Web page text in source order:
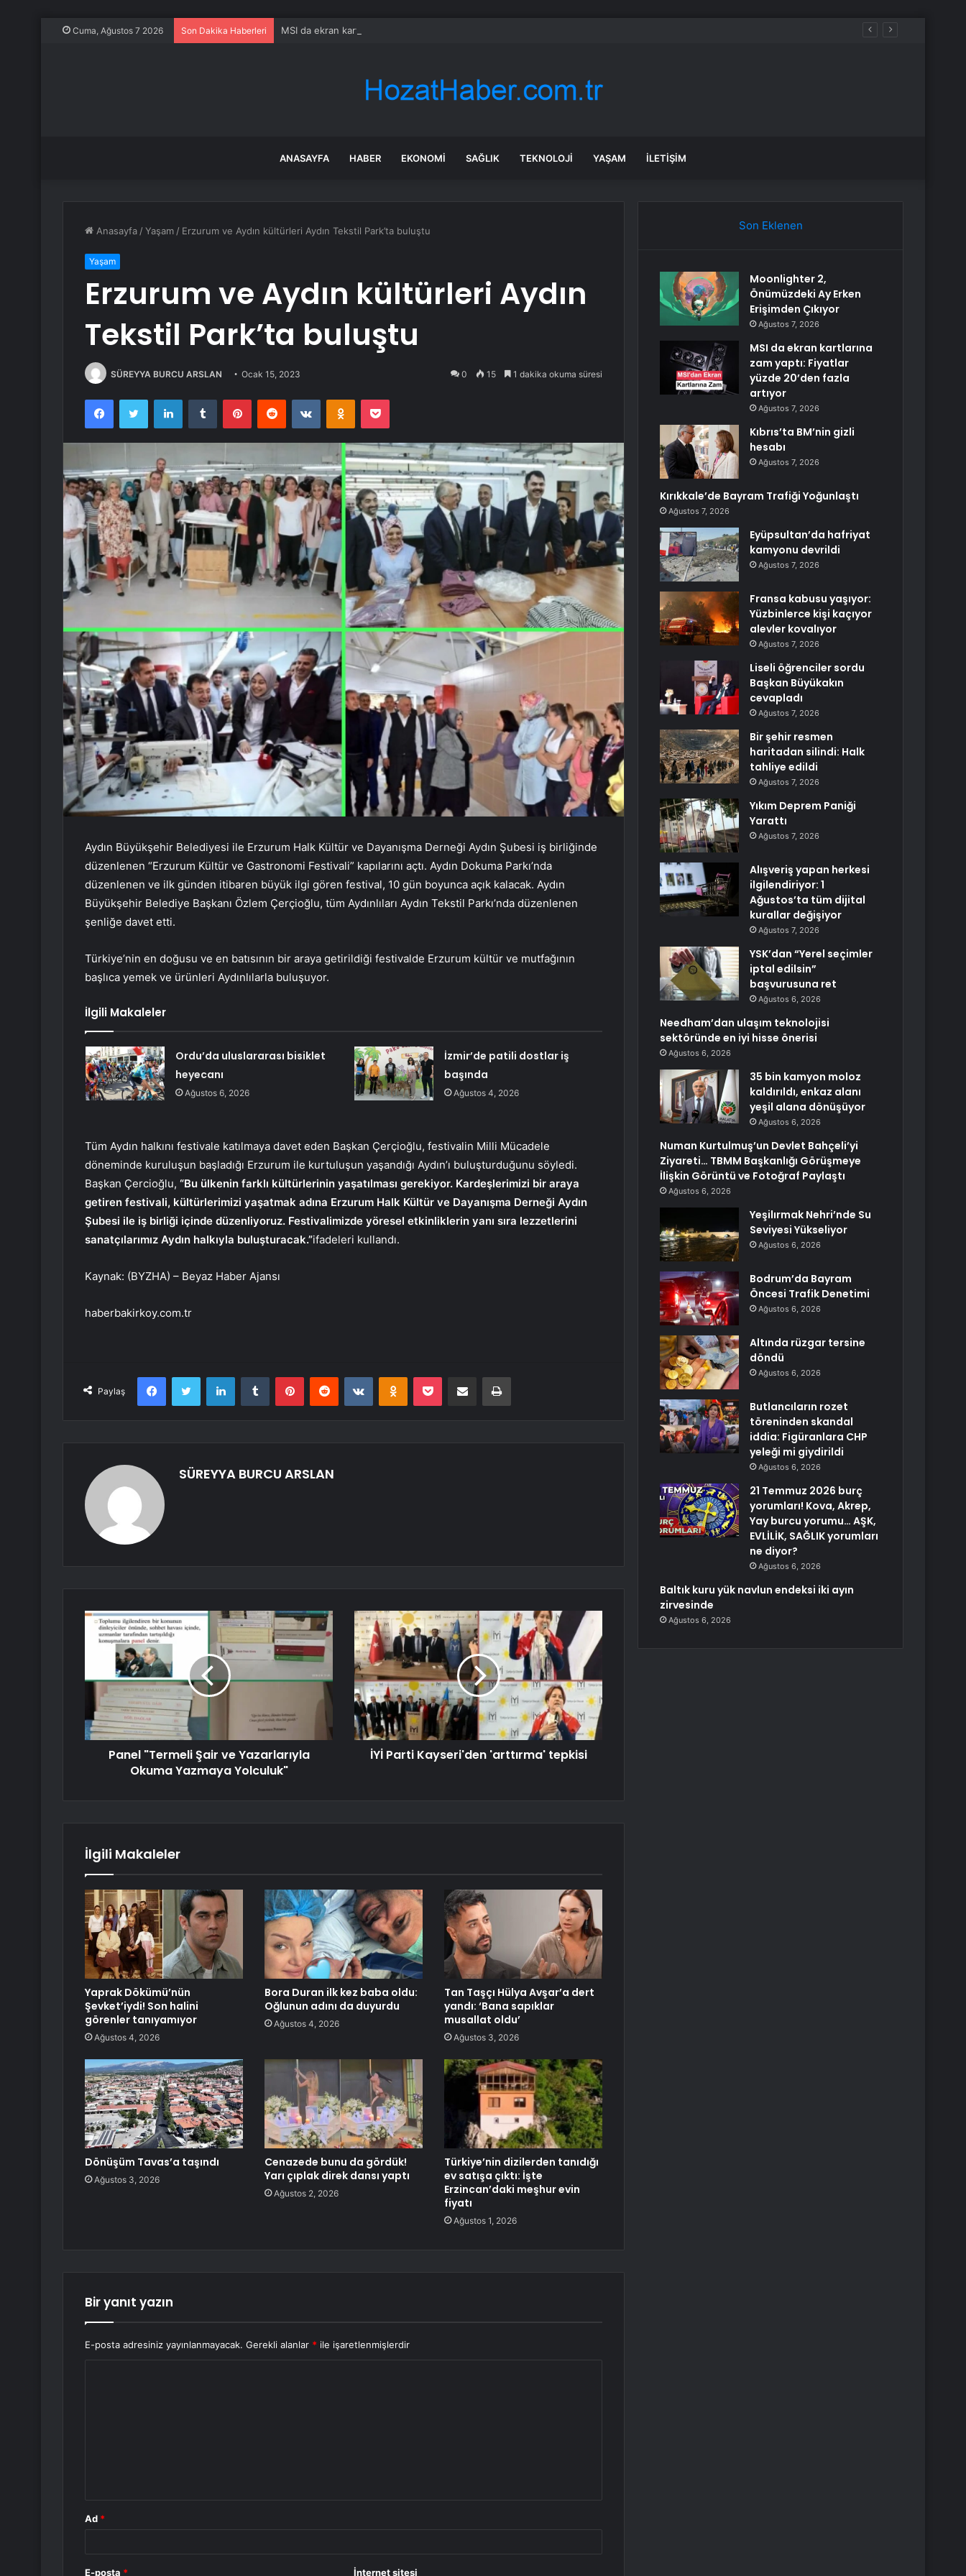
Cuma, Ağustos 7 2026 Son Dakika Haberleri MSI da ekran kartlarına zam yaptı: Fiyatlar yüzde 20’den fazla artıyor
ANASAYFA HABER EKONOMI SAĞLIK TEKNOLOJI YAŞAM İLETIŞIM
Anasayfa /Yaşam / Erzurum ve Aydın kültürleri Aydın Tekstil Park’ta buluştu
Yaşam
Erzurum ve Aydın kültürleri Aydın
Tekstil Park’ta buluştu
SÜREYYA BURCU ARSLAN Ocak 15, 2023 0 15 1 dakika okuma süresi
FacebookTwitter LinkedInTumblr PinterestReddit VKontakteOdnoklassniki
Pocket
Aydın Büyükşehir Belediyesi ile Erzurum Halk Kültür ve Dayanışma Derneği Aydın Şubesi iş birliğinde
düzenlenen “Erzurum Kültür ve Gastronomi Festivali” kapılarını açtı. Aydın Dokuma Parkı’nda
düzenlenen ve ilk günden itibaren büyük ilgi gören festival, 10 gün boyunca açık kalacak. Aydın
Büyükşehir Belediye Başkanı Özlem Çerçioğlu, tüm Aydınlıları Aydın Tekstil Parkı’nda düzenlenen
şenliğe davet etti.
Türkiye’nin en doğusu ve en batısının bir araya getirildiği festivalde Erzurum kültür ve mutfağının
başlıca yemek ve ürünleri Aydınlılarla buluşuyor.
İlgili Makaleler
Ordu’da uluslararası bisiklet
heyecanı
Ağustos 6, 2026
İzmir’de patili dostlar iş
başında
Ağustos 4, 2026
Tüm Aydın halkını festivale katılmaya davet eden Başkan Çerçioğlu, festivalin Milli Mücadele
döneminde kuruluşun başladığı Erzurum ile kurtuluşun yaşandığı Aydın’ı buluşturduğunu söyledi.
Başkan Çercioğlu, “Bu ülkenin farklı kültürlerinin yaşatılması gerekiyor. Kardeşlerimizi bir araya
getiren festivali, kültürlerimizi yaşatmak adına Erzurum Halk Kültür ve Dayanışma Derneği Aydın
Şubesi ile iş birliği içinde düzenliyoruz. Festivalimizde yöresel etkinliklerin yanı sıra lezzetlerini
sanatçılarımız Aydın halkıyla buluşturacak.”ifadeleri kullandı.
Kaynak: (BYZHA) – Beyaz Haber Ajansı
haberbakirkoy.com.tr
Paylaş
FacebookTwitter LinkedInTumblr PinterestReddit VKontakteOdnoklassniki
Pocket E-Posta ile paylaş Yazdır
SÜREYYA BURCU ARSLAN
Panel "Termeli Şair ve Yazarlarıyla
Okuma Yazmaya Yolculuk"
İYİ Parti Kayseri'den 'arttırma' tepkisi
İlgili Makaleler
Yaprak Dökümü’nün
Şevket’iydi! Son halini
görenler tanıyamıyor
Ağustos 4, 2026
Bora Duran ilk kez baba oldu:
Oğlunun adını da duyurdu
Ağustos 4, 2026
Tan Taşçı Hülya Avşar’a dert
yandı: ‘Bana sapıklar
musallat oldu’
Ağustos 3, 2026
Dönüşüm Tavas’a taşındı
Ağustos 3, 2026
Cenazede bunu da gördük!
Yarı çıplak direk dansı yaptı
Ağustos 2, 2026
Türkiye’nin dizilerden tanıdığı
ev satışa çıktı: İşte
Erzincan’daki meşhur evin
fiyatı
Ağustos 1, 2026
Bir yanıt yazın
E-posta adresiniz yayınlanmayacak. Gerekli alanlar * ile işaretlenmişlerdir
Ad *
E-posta * İnternet sitesi
Son Eklenen
Moonlighter 2,
Önümüzdeki Ay Erken
Erişimden Çıkıyor
Ağustos 7, 2026
MSI da ekran kartlarına
zam yaptı: Fiyatlar
yüzde 20’den fazla
artıyor
Ağustos 7, 2026
Kıbrıs’ta BM’nin gizli
hesabı
Ağustos 7, 2026
Kırıkkale’de Bayram Trafiği Yoğunlaştı
Ağustos 7, 2026
Eyüpsultan’da hafriyat
kamyonu devrildi
Ağustos 7, 2026
Fransa kabusu yaşıyor:
Yüzbinlerce kişi kaçıyor
alevler kovalıyor
Ağustos 7, 2026
Liseli öğrenciler sordu
Başkan Büyükakın
cevapladı
Ağustos 7, 2026
Bir şehir resmen
haritadan silindi: Halk
tahliye edildi
Ağustos 7, 2026
Yıkım Deprem Paniği
Yarattı
Ağustos 7, 2026
Alışveriş yapan herkesi
ilgilendiriyor: 1
Ağustos’ta tüm dijital
kurallar değişiyor
Ağustos 7, 2026
YSK’dan “Yerel seçimler
iptal edilsin”
başvurusuna ret
Ağustos 6, 2026
Needham’dan ulaşım teknolojisi
sektöründe en iyi hisse önerisi
Ağustos 6, 2026
35 bin kamyon moloz
kaldırıldı, enkaz alanı
yeşil alana dönüşüyor
Ağustos 6, 2026
Numan Kurtulmuş’un Devlet Bahçeli’yi
Ziyareti… TBMM Başkanlığı Görüşmeye
İlişkin Görüntü ve Fotoğraf Paylaştı
Ağustos 6, 2026
Yeşilırmak Nehri’nde Su
Seviyesi Yükseliyor
Ağustos 6, 2026
Bodrum’da Bayram
Öncesi Trafik Denetimi
Ağustos 6, 2026
Altında rüzgar tersine
döndü
Ağustos 6, 2026
Butlancıların rozet
töreninden skandal
iddia: Figüranlara CHP
yeleği mi giydirildi
Ağustos 6, 2026
21 Temmuz 2026 burç
yorumları! Kova, Akrep,
Yay burcu yorumu… AŞK,
EVLİLİK, SAĞLIK yorumları
ne diyor?
Ağustos 6, 2026
Baltık kuru yük navlun endeksi iki ayın
zirvesinde
Ağustos 6, 2026